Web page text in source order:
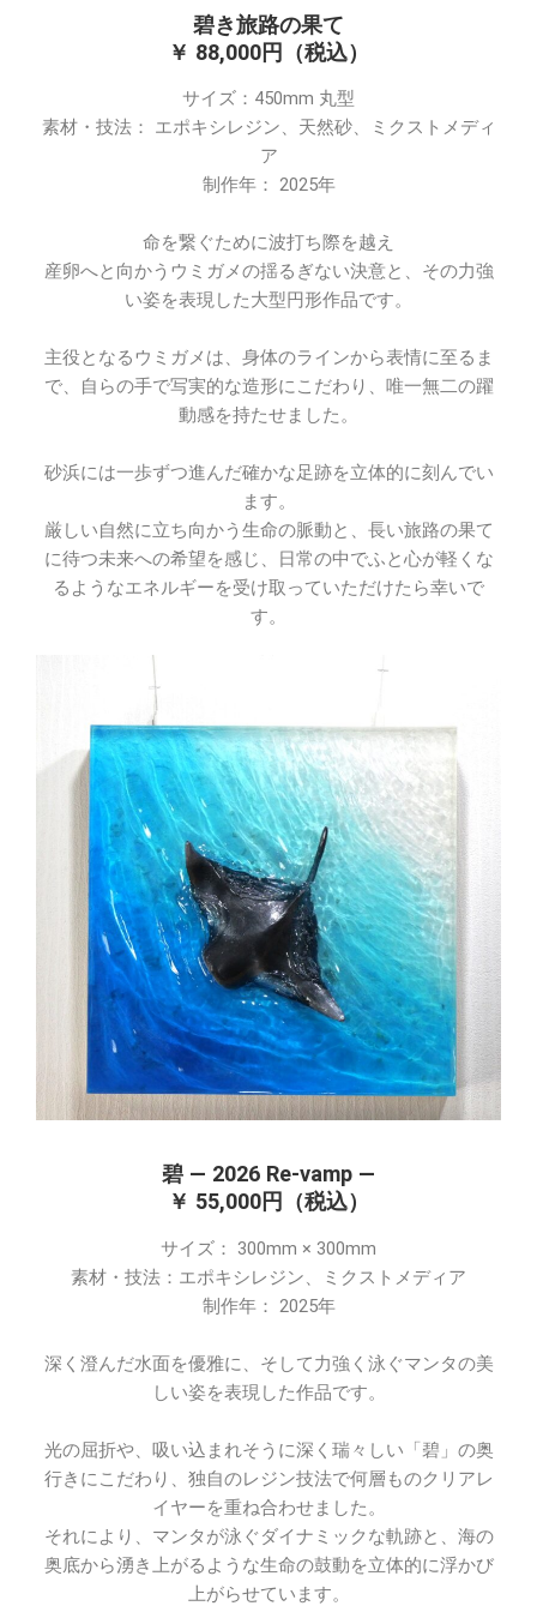
碧き旅路の果て
￥ 88,000円（税込）
サイズ：450mm 丸型
素材・技法： エポキシレジン、天然砂、ミクストメディ
ア
制作年： 2025年
命を繋ぐために波打ち際を越え
産卵へと向かうウミガメの揺るぎない決意と、その力強
い姿を表現した大型円形作品です。
主役となるウミガメは、身体のラインから表情に至るま
で、自らの手で写実的な造形にこだわり、唯一無二の躍
動感を持たせました。
砂浜には一歩ずつ進んだ確かな足跡を立体的に刻んでい
ます。
厳しい自然に立ち向かう生命の脈動と、長い旅路の果て
に待つ未来への希望を感じ、日常の中でふと心が軽くな
るようなエネルギーを受け取っていただけたら幸いで
す。
碧 — 2026 Re-vamp —
￥ 55,000円（税込）
サイズ： 300mm × 300mm
素材・技法：エポキシレジン、ミクストメディア
制作年： 2025年
深く澄んだ水面を優雅に、そして力強く泳ぐマンタの美
しい姿を表現した作品です。
光の屈折や、吸い込まれそうに深く瑞々しい「碧」の奥
行きにこだわり、独自のレジン技法で何層ものクリアレ
イヤーを重ね合わせました。
それにより、マンタが泳ぐダイナミックな軌跡と、海の
奥底から湧き上がるような生命の鼓動を立体的に浮かび
上がらせています。